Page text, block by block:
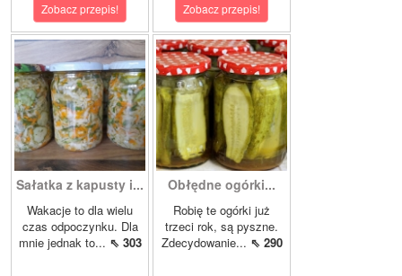
Zobacz przepis! Zobacz przepis!
Sałatka z kapusty i...
Wakacje to dla wielu
czas odpoczynku. Dla
mnie jednak to... ⇖ 303
Obłędne ogórki...
Robię te ogórki już
trzeci rok, są pyszne.
Zdecydowanie... ⇖ 290